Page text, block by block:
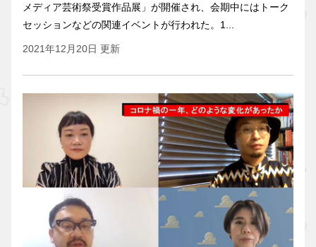
メディア芸術祭受賞作品展」が開催され、会期中にはトーク
セッションなどの関連イベントが行われた。1...
2021年12月20日 更新